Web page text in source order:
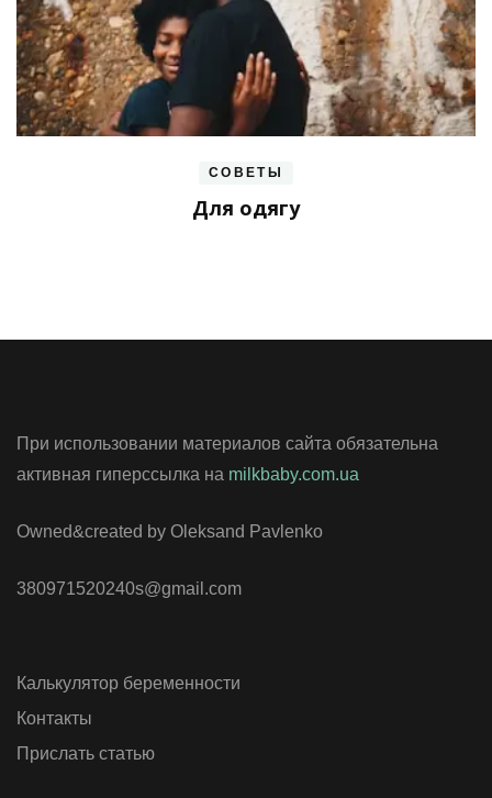
СОВЕТЫ
Для одягу
При использовании материалов сайта обязательна
активная гиперссылка на milkbaby.com.ua
Owned&created by Oleksand Pavlenko
380971520240s@gmail.com
Калькулятор беременности
Контакты
Прислать статью